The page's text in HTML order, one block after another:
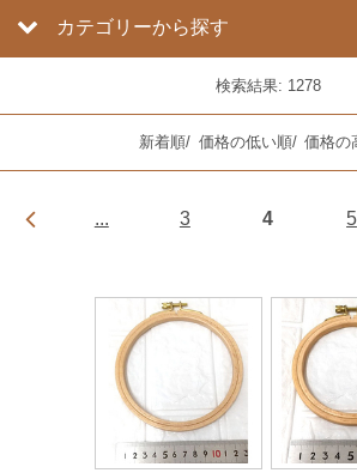
カテゴリーから探す
検索結果: 1278
新着順/ 価格の低い順/ 価格の
... 3 4 5